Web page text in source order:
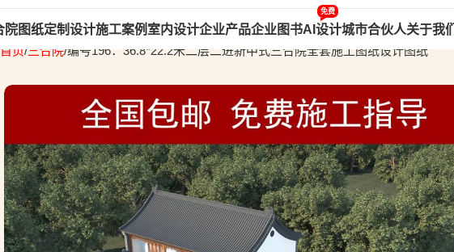
院图纸定制设计施工案例 室内设计企业产品企业图书AI设计
免费
城市合伙人关于我们
首页 三合院 编号196：36.8*22.2米二层二进新中式三合院全套施工图纸设计图纸